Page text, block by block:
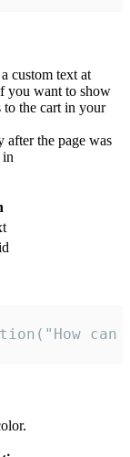
custom text at
you want to show
to the cart in your
the page was
in